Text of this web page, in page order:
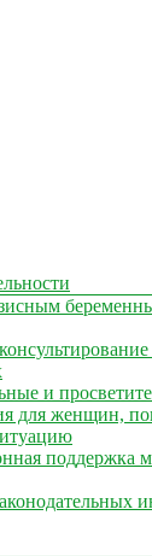
организация
и
для женщин,
поддержка